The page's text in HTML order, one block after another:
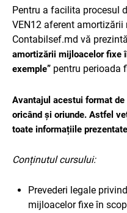
Pentru a facilita procesul
VEN12 aferent
Contabilsef.md vă prezintă
amortizării mijloacelor fixe
exemple” pentru perioada
Avantajul acestui format
oricând și oriunde. Astfel
toate informațiile
Conținutul cursului:
Prevederi legale
mijloacelor fixe în